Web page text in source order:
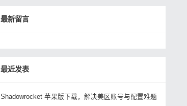
最新留言
最近发表
Shadowrocket 苹果版下载，解决美区账号与配置难题